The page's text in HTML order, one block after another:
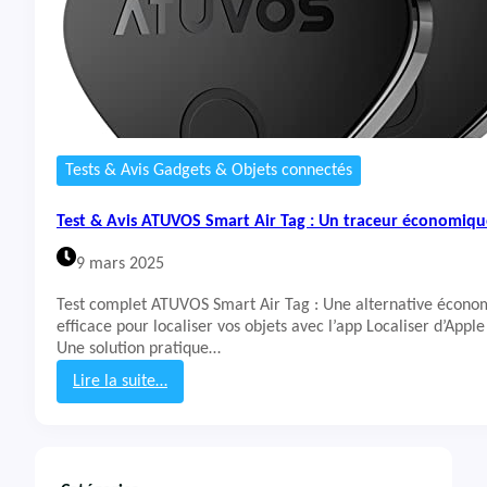
Tests & Avis Gadgets & Objets connectés
Test & Avis ATUVOS Smart Air Tag : Un traceur
9 mars 2025
Test complet ATUVOS Smart Air Tag : Une alternative
efficace pour localiser vos objets avec l’app Localiser
Une solution pratique…
Lire la suite…
: